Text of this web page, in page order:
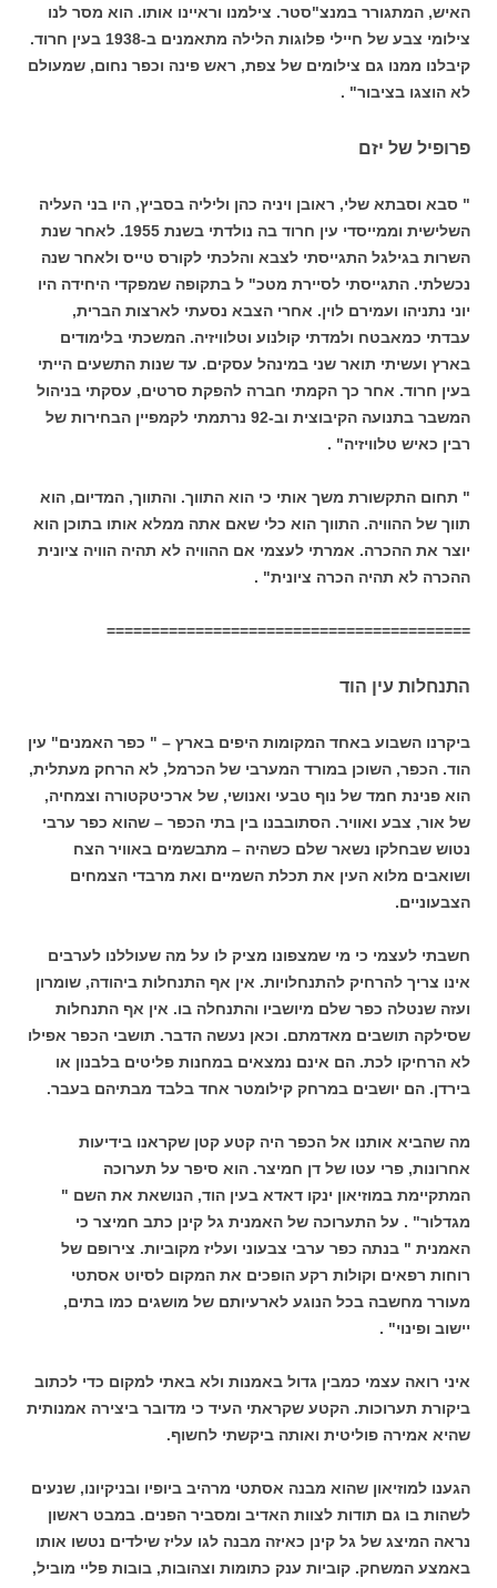
האיש, המתגורר במנצ"סטר. צילמנו וראיינו אותו. הוא מסר לנו
צילומי צבע של חיילי פלוגות הלילה מתאמנים ב-1938 בעין חרוד.
קיבלנו ממנו גם צילומים של צפת, ראש פינה וכפר נחום, שמעולם
לא הוצגו בציבור" .
פרופיל של יזם
" סבא וסבתא שלי, ראובן ויניה כהן וליליה בסביץ, היו בני העליה
השלישית וממייסדי עין חרוד בה נולדתי בשנת 1955. לאחר שנת
השרות בגילגל התגייסתי לצבא והלכתי לקורס טייס ולאחר שנה
נכשלתי. התגייסתי לסיירת מטכ" ל בתקופה שמפקדי היחידה היו
יוני נתניהו ועמירם לוין. אחרי הצבא נסעתי לארצות הברית,
עבדתי כמאבטח ולמדתי קולנוע וטלוויזיה. המשכתי בלימודים
בארץ ועשיתי תואר שני במינהל עסקים. עד שנות התשעים הייתי
בעין חרוד. אחר כך הקמתי חברה להפקת סרטים, עסקתי בניהול
המשבר בתנועה הקיבוצית וב-92 נרתמתי לקמפיין הבחירות של
רבין כאיש טלוויזיה" .
" תחום התקשורת משך אותי כי הוא התווך. והתווך, המדיום, הוא
תווך של ההוויה. התווך הוא כלי שאם אתה ממלא אותו בתוכן הוא
יוצר את ההכרה. אמרתי לעצמי אם ההוויה לא תהיה הוויה ציונית
ההכרה לא תהיה הכרה ציונית" .
=========================================
התנחלות עין הוד
ביקרנו השבוע באחד המקומות היפים בארץ – " כפר האמנים" עין
הוד. הכפר, השוכן במורד המערבי של הכרמל, לא הרחק מעתלית,
הוא פנינת חמד של נוף טבעי ואנושי, של ארכיטקטורה וצמחיה,
של אור, צבע ואוויר. הסתובבנו בין בתי הכפר – שהוא כפר ערבי
נטוש שבחלקו נשאר שלם כשהיה – מתבשמים באוויר הצח
ושואבים מלוא העין את תכלת השמיים ואת מרבדי הצמחים
הצבעוניים.
חשבתי לעצמי כי מי שמצפונו מציק לו על מה שעוללנו לערבים
אינו צריך להרחיק להתנחלויות. אין אף התנחלות ביהודה, שומרון
ועזה שנטלה כפר שלם מיושביו והתנחלה בו. אין אף התנחלות
שסילקה תושבים מאדמתם. וכאן נעשה הדבר. תושבי הכפר אפילו
לא הרחיקו לכת. הם אינם נמצאים במחנות פליטים בלבנון או
בירדן. הם יושבים במרחק קילומטר אחד בלבד מבתיהם בעבר.
מה שהביא אותנו אל הכפר היה קטע קטן שקראנו בידיעות
אחרונות, פרי עטו של דן חמיצר. הוא סיפר על תערוכה
המתקיימת במוזיאון ינקו דאדא בעין הוד, הנושאת את השם "
מגדלור" . על התערוכה של האמנית גל קינן כתב חמיצר כי
האמנית " בנתה כפר ערבי צבעוני ועליז מקוביות. צירופם של
רוחות רפאים וקולות רקע הופכים את המקום לסיוט אסתטי
מעורר מחשבה בכל הנוגע לארעיותם של מושגים כמו בתים,
יישוב ופינוי" .
איני רואה עצמי כמבין גדול באמנות ולא באתי למקום כדי לכתוב
ביקורת תערוכות. הקטע שקראתי העיד כי מדובר ביצירה אמנותית
שהיא אמירה פוליטית ואותה ביקשתי לחשוף.
הגענו למוזיאון שהוא מבנה אסתטי מרהיב ביופיו ובניקיונו, שנעים
לשהות בו גם תודות לצוות האדיב ומסביר הפנים. במבט ראשון
נראה המיצג של גל קינן כאיזה מבנה לגו עליז שילדים נטשו אותו
באמצע המשחק. קוביות ענק כתומות וצהובות, בובות פליי מוביל,